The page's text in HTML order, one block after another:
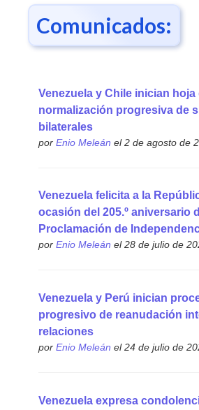
Comunicados:
Venezuela y Chile inician hoja
normalización progresiva de
bilaterales
por Enio Meleán el 2 de agosto de
Venezuela felicita a la
ocasión del 205.º aniversario
Proclamación de
por Enio Meleán el 28 de julio de
Venezuela y Perú inician
progresivo de reanudación
relaciones
por Enio Meleán el 24 de julio de
Venezuela expresa